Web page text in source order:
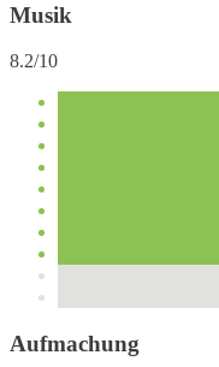
Musik
8.2/10
Aufmachung